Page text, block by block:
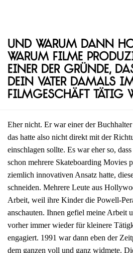
Und warum dann
Warum Filme
einer der Gründe,
dein Vater damals
Filmgeschäft tätig
Eher nicht. Er war einer der
das hatte also nicht direkt mit der
einschlagen sollte. Es war eher so,
schon mehrere Skateboarding Movies
ziemlich innovativen Ansatz hatte,
schneiden. Mehrere Leute aus
Arbeit, weil ihre Kinder die Powell-
anschauten. Ihnen gefiel meine Arbeit
vorher immer wieder für kleinere
engagiert. 1991 war dann eben der
dem ganzen voll und ganz widmete.